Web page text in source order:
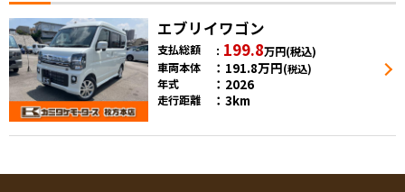
エブリイワゴン
支払総額 199.8万円(税込)
車両本体
191.8万円(税込)
年式 2026
走行距離 3km